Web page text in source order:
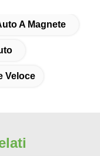
A Magnete
Veloce